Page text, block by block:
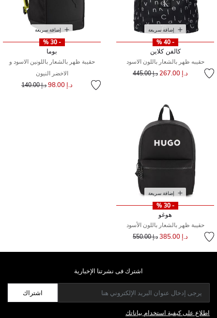
إضافة سريعة
- 40 %
كالفن كلاين
حقيبه ظهر بالشعار باللون الاسود
د.إ 267.00 سعر مخفض مند.إ 445.00
إضافة سريعة
- 30 %
بوما
حقيبة ظهر بالشعار باللونين الاسود و
الاخضر النيون
د.إ 98.00 سعر مخفض من
د.إ 140.00 إلى
إضافة سريعة
- 30 %
هوغو
حقيبة ظهر بالشعار باللون الأسود
د.إ 385.00 سعر مخفض مند.إ 550.00
اشترك فى نشرتنا الإخبارية
اشتراك
اطلاع على كيفية استخدام بياناتك